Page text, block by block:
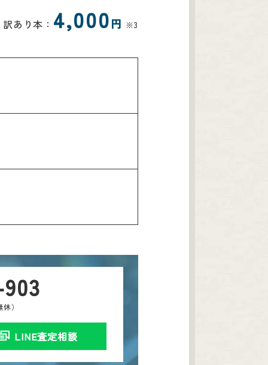
訳あり本： 4,000円 ※3
）
LINE査定相談